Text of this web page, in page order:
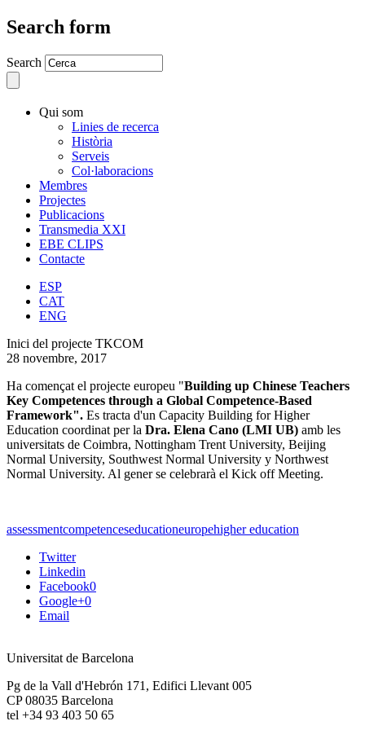
Search form
Search
Qui som
Linies de recerca
Història
Serveis
Col·laboracions
Membres
Projectes
Publicacions
Transmedia XXI
EBE CLIPS
Contacte
ESP
CAT
ENG
Inici del projecte TKCOM
28 novembre, 2017
Ha començat el projecte europeu "Building up Chinese Teachers
Key Competences through a Global Competence-Based
Framework". Es tracta d'un Capacity Building for Higher
Education coordinat per la Dra. Elena Cano (LMI UB) amb les
universitats de Coimbra, Nottingham Trent University, Beijing
Normal University, Southwest Normal University y Northwest
Normal University. Al gener se celebrarà el Kick off Meeting.
assessmentcompetenceseducationeuropehigher education
Twitter
Linkedin
Facebook0
Google+0
Email
Universitat de Barcelona
Pg de la Vall d'Hebrón 171, Edifici Llevant 005
CP 08035 Barcelona
tel +34 93 403 50 65